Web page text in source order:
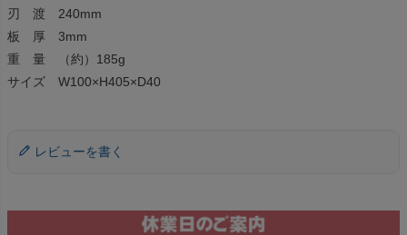
刃 渡 240mm
板 厚 3mm
重 量 （約）185g
サイズ W100×H405×D40
レビューを書く